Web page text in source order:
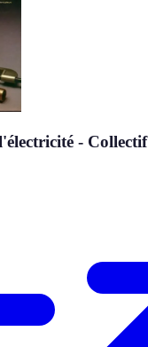
- Collectif